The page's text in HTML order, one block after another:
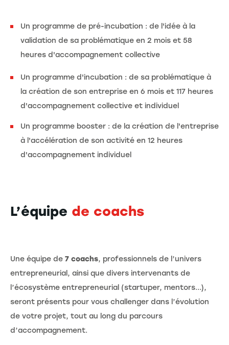
Un programme de pré-incubation : de l'idée à la
validation de sa problématique en 2 mois et 58
heures d'accompagnement collective
Un programme d'incubation : de sa problématique à
la création de son entreprise en 6 mois et 117 heures
d'accompagnement collective et individuel
Un programme booster : de la création de l'entreprise
à l'accélération de son activité en 12 heures
d'accompagnement individuel
L’équipe de coachs
Une équipe de 7 coachs, professionnels de l’univers
entrepreneurial, ainsi que divers intervenants de
l’écosystème entrepreneurial (startuper, mentors...),
seront présents pour vous challenger dans l’évolution
de votre projet, tout au long du parcours
d’accompagnement.